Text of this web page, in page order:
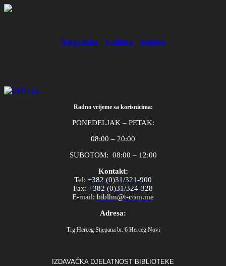
Ћирилица Latinica English
Radno vrijeme sa korisnicima:
PONEDELJAK – PETAK:
08:00 – 20:00
SUBOTOM: 08:00 – 12:00
Kontakt:
Tel: +382 (0)31/321-900
Fax: +382 (0)31/324-328
E-mail: biblhn@t-com.me
Adresa:
Trg Herceg Stjepana br. 6 Herceg Novi
IZDAVAČKA DJELATNOST BIBLIOTEKE